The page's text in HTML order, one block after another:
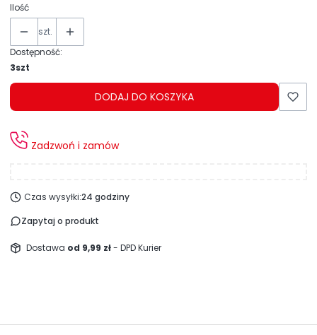
Ilość
szt.
Dostępność:
3szt
DODAJ DO KOSZYKA
Zadzwoń i zamów
Czas wysyłki:24 godziny
Zapytaj o produkt
Dostawa od 9,99 zł- DPD Kurier